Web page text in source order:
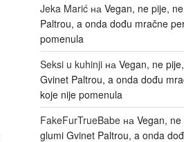
Jeka Marićна Vegan, ne pije,
Paltrou, a onda dođu mračne
pomenula
Seksi u kuhinjiна Vegan, ne
Gvinet Paltrou, a onda dođu
koje nije pomenula
FakeFurTrueBabeна Vegan,
glumi Gvinet Paltrou, a onda